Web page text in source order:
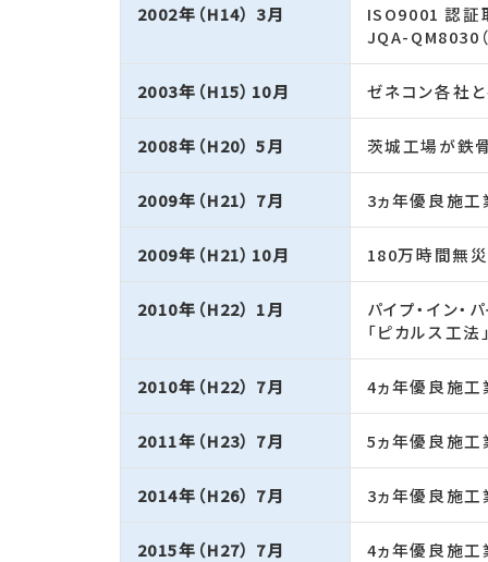
2002年（H14） 3月
ISO9001 認証
JQA-QM8030
2003年（H15）10月 ゼネコン各社
2008年（H20） 5月 茨城工場が鉄
2009年（H21） 7月 3ヵ年優良施工
2009年（H21）10月 180万時間無
2010年（H22） 1月
パイプ・イン
「ピカルス工
2010年（H22） 7月 4ヵ年優良施工
2011年（H23） 7月 5ヵ年優良施工
2014年（H26） 7月 3ヵ年優良施工
2015年（H27） 7月 4ヵ年優良施工